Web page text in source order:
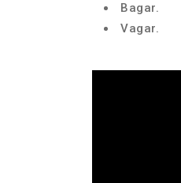
Bagar.
Vagar.